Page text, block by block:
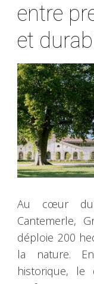
entre
et
Au cœur du
Cantemerle,
déploie 200
la nature.
historique, le